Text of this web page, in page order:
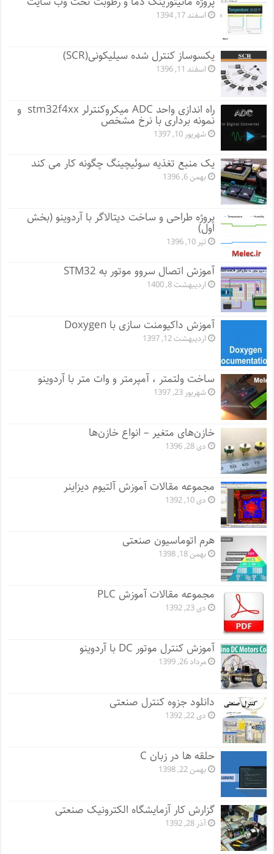
اسفند 17, 1394
یکسوساز کنترل شده سیلیکونی(SCR)
اسفند 11, 1396
راه اندازی واحد ADC میکروکنترلر stm32f4xx و
نمونه برداری با نرخ مشخص
شهریور 10, 1397
یک منبع تغذیه سوئیچینگ چگونه کار می کند
بهمن 6, 1396
پروژه طراحی و ساخت دیتالاگر با آردوینو (بخش
اول)
تیر 10, 1396
آموزش اتصال سروو موتور به STM32
اردیبهشت 8, 1400
آموزش داکیومنت سازی با Doxygen
اردیبهشت 12, 1397
ساخت ولتمتر ، آمپرمتر و وات متر با آردوینو
شهریور 23, 1397
خازن‌های متغیر – انواع خازن‌ها
دی 28, 1396
مجموعه مقالات آموزش آلتیوم دیزاینر
دی 10, 1392
هرم اتوماسیون صنعتی
بهمن 18, 1398
مجموعه مقالات آموزش PLC
دی 23, 1392
آموزش کنترل موتور DC با آردوینو
مرداد 26, 1399
دانلود جزوه کنترل صنعتی
دی 22, 1392
حلقه ها در زبان C
بهمن 22, 1398
گزارش کار آزمایشگاه الکترونیک صنعتی
آذر 28, 1392